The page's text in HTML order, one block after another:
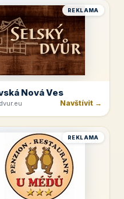
REKLAMA
Nová Ves
Navštívit →
REKLAMA